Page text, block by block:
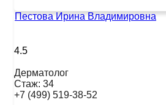
Пестова Ирина Владимировна
4.5
Дерматолог
Стаж: 34
+7 (499) 519-38-52